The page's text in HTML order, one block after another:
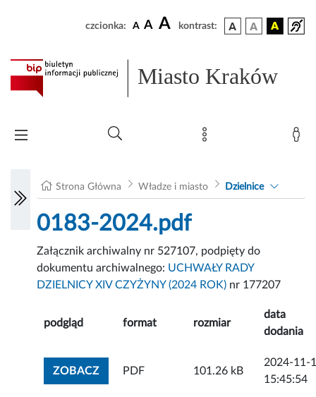
czcionka: A A A kontrast:
Miasto Kraków
Strona Główna Władze i miasto Dzielnice
0183-2024.pdf
Załącznik archiwalny nr 527107, podpięty do
dokumentu archiwalnego: UCHWAŁY RADY
DZIELNICY XIV CZYŻYNY (2024 ROK) nr 177207
podgląd format rozmiar
data
dodania
ZOBACZZOBACZ ZAŁĄCZNIK
PDF 101.26 kB
2024-11-
15:45:54